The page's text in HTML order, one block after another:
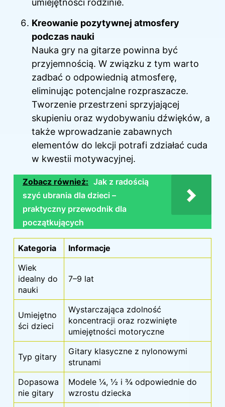
umiejętności rodzinie.
Kreowanie pozytywnej atmosfery
podczas nauki
Nauka gry na gitarze powinna być
przyjemnością. W związku z tym warto
zadbać o odpowiednią atmosferę,
eliminując potencjalne rozpraszacze.
Tworzenie przestrzeni sprzyjającej
skupieniu oraz wydobywaniu dźwięków, a
także wprowadzanie zabawnych
elementów do lekcji potrafi zdziałać cuda
w kwestii motywacyjnej.
Zobacz również: Jak z radością
szyć ubrania dla dzieci –
praktyczny przewodnik dla
początkujących
Kategoria
Informacje
Wiek
idealny do
nauki
7–9 lat
Umiejętno
ści dzieci
Wystarczająca zdolność
koncentracji oraz rozwinięte
umiejętności motoryczne
Typ gitary
Gitary klasyczne z nylonowymi
strunami
Dopasowa
nie gitary
Modele ¼, ½ i ¾ odpowiednie do
wzrostu dziecka